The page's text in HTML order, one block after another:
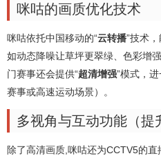
咪咕的画质优化技术
咪咕依托中国移动的“云转播”技术
如动态降噪让草坪更翠绿、色彩增
门赛事还会提供“超清增强”模式，
赛事或高速运动场景）。
多视角与互动功能（提
除了高清画质,咪咕还为CCTV5的直